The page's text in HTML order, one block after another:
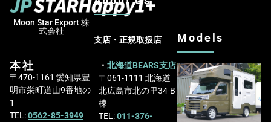
Moon Star Export 株
式会社
本社
〒470-1161 愛知県豊
明市栄町道山9番地の
1
TEL:0562-85-3949
支店・正規取扱店
・ 北海道BEARS支店
〒061-1111 北海道
北広島市北の里34-B
棟
TEL:011-376-
Models